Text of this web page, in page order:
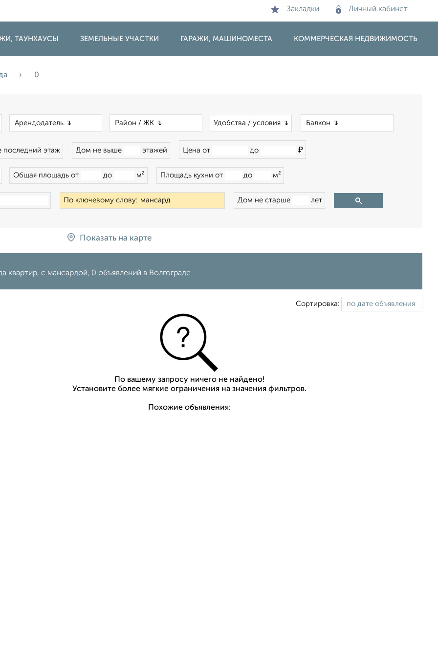
Закладки Личный кабинет
ТАУНХАУСЫ ЗЕМЕЛЬНЫЕ УЧАСТКИ ГАРАЖИ, МАШИНОМЕСТА КОММЕРЧЕСКАЯ НЕДВИЖИМОСТЬ
0
Удобства / условия ↴
последний этаж Дом не выше этажей Цена от до ₽
Общая площадь от до м² Площадь кухни от до м²
По ключевому слову: Дом не старше лет
Показать на карте
квартир, с мансардой, 0 объявлений в Волгограде
Сортировка:
По вашему запросу ничего не найдено!
Установите более мягкие ограничения на значения фильтров.
Похожие объявления: